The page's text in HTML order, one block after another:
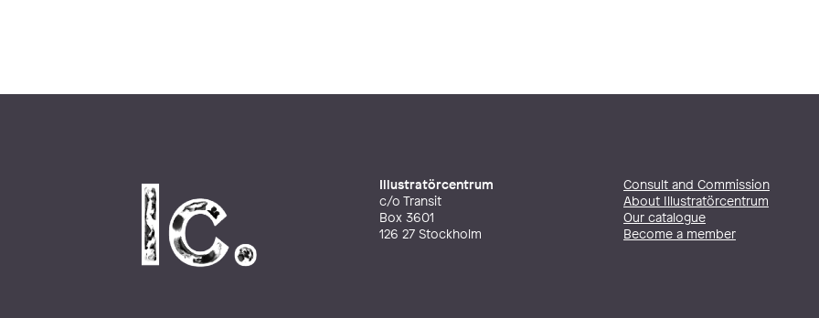
Illustratörcentrum
c/o Transit
Box 3601
126 27 Stockholm
Consult and Commission
About Illustratörcentrum
Our catalogue
Become a member